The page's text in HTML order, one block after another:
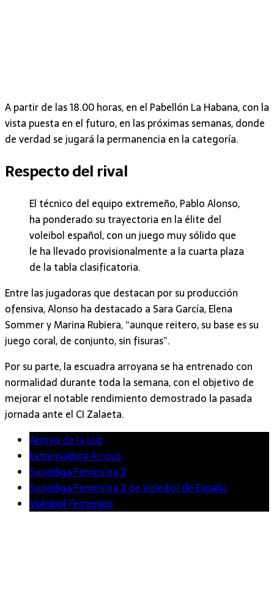
A partir de las 18.00 horas, en el Pabellón La Habana, con la
vista puesta en el futuro, en las próximas semanas, donde
de verdad se jugará la permanencia en la categoría.
Respecto del rival
El técnico del equipo extremeño, Pablo Alonso,
ha ponderado su trayectoria en la élite del
voleibol español, con un juego muy sólido que
le ha llevado provisionalmente a la cuarta plaza
de la tabla clasificatoria.
Entre las jugadoras que destacan por su producción
ofensiva, Alonso ha destacado a Sara García, Elena
Sommer y Marina Rubiera, “aunque reitero, su base es su
juego coral, de conjunto, sin fisuras”.
Por su parte, la escuadra arroyana se ha entrenado con
normalidad durante toda la semana, con el objetivo de
mejorar el notable rendimiento demostrado la pasada
jornada ante el CI Zalaeta.
Arroyo de la Luz
Extremadura Arroyo
Superliga Femenina 2
Superliga Femenina 2 de Voleibol de España
Voleibol Femenino